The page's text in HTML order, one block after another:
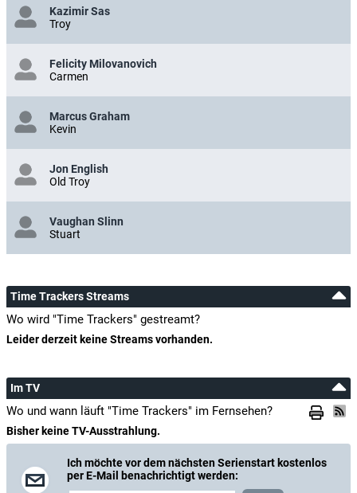
Kazimir Sas
Troy
Felicity Milovanovich
Carmen
Marcus Graham
Kevin
Jon English
Old Troy
Vaughan Slinn
Stuart
Time Trackers Streams
Wo wird "Time Trackers" gestreamt?
Leider derzeit keine Streams vorhanden.
Im TV
Wo und wann läuft "Time Trackers" im Fernsehen?
Bisher keine TV-Ausstrahlung.
Ich möchte vor dem nächsten Serienstart kostenlos
per E-Mail benachrichtigt werden: